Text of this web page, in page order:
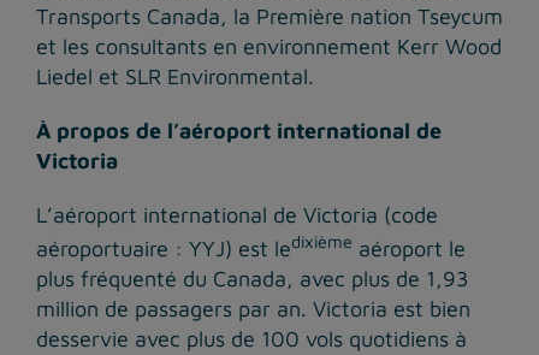
Transports Canada, la Première nation Tseycum
et les consultants en environnement Kerr Wood
Liedel et SLR Environmental.
À propos de l’aéroport international de
Victoria
L’aéroport international de Victoria (code
aéroportuaire : YYJ) est ledixième aéroport le
plus fréquenté du Canada, avec plus de 1,93
million de passagers par an. Victoria est bien
desservie avec plus de 100 vols quotidiens à